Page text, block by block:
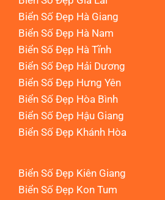
Biển Số Đẹp Hà Giang
Biển Số Đẹp Hà Nam
Biển Số Đẹp Hà Tĩnh
Biển Số Đẹp Hải Dương
Biển Số Đẹp Hưng Yên
Biển Số Đẹp Hòa Bình
Biển Số Đẹp Hậu Giang
Biển Số Đẹp Khánh Hòa
Biển Số Đẹp Kiên Giang
Biển Số Đẹp Kon Tum